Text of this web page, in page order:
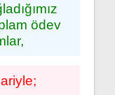
ödev